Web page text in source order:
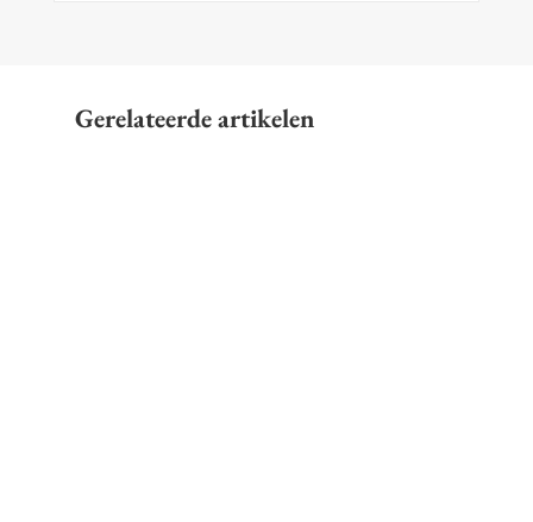
Gerelateerde artikelen